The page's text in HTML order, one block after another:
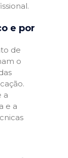
e por
de
o
a
e a